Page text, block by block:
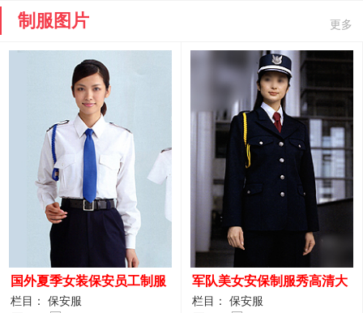
制服图片 更多
国外夏季女装保安员工制服
装大图
栏目： 保安服
军队美女安保制服秀高清大
图
栏目： 保安服